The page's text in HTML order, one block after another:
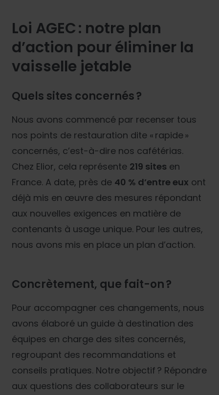
Loi AGEC : notre plan
d’action pour éliminer la
vaisselle jetable
Quels sites concernés ?
Nous avons commencé par recenser tous
nos points de restauration dite « rapide »
concernés, c’est-à-dire nos cafétérias.
Chez Elior, cela représente 219 sites en
France. A date, près de 40 % d’entre eux ont
déjà mis en œuvre des mesures répondant
aux nouvelles exigences en matière de
contenants à usage unique. Pour les autres,
nous avons mis en place un plan d’action.
Concrètement, que fait-on ?
Pour accompagner ces changements, nous
avons élaboré un guide à destination des
équipes en charge des sites concernés,
regroupant des recommandations et
conseils pratiques. Notre objectif ? Répondre
aux questions des collaborateurs sur le